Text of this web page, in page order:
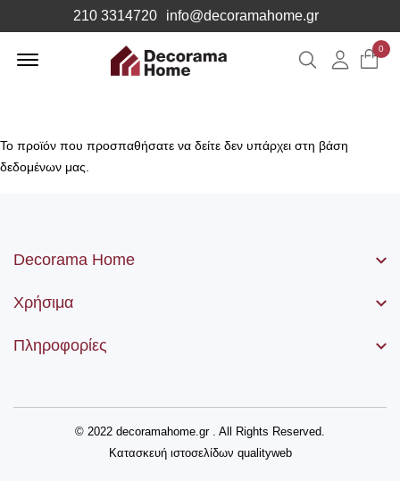
210 3314720 info@decoramahome.gr
Αναζήτηση
0
Το προϊόν που προσπαθήσατε να δείτε δεν υπάρχει στη βάση
δεδομένων μας.
Decorama Home
Χρήσιμα
Πληροφορίες
© 2022 decoramahome.gr . All Rights Reserved.
Κατασκευή ιστοσελίδων qualityweb